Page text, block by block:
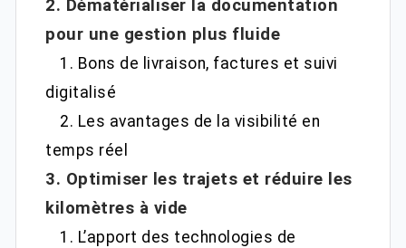
2. Dématérialiser la documentation
pour une gestion plus fluide
1. Bons de livraison, factures et suivi
digitalisé
2. Les avantages de la visibilité en
temps réel
3. Optimiser les trajets et réduire les
kilomètres à vide
1. L’apport des technologies de